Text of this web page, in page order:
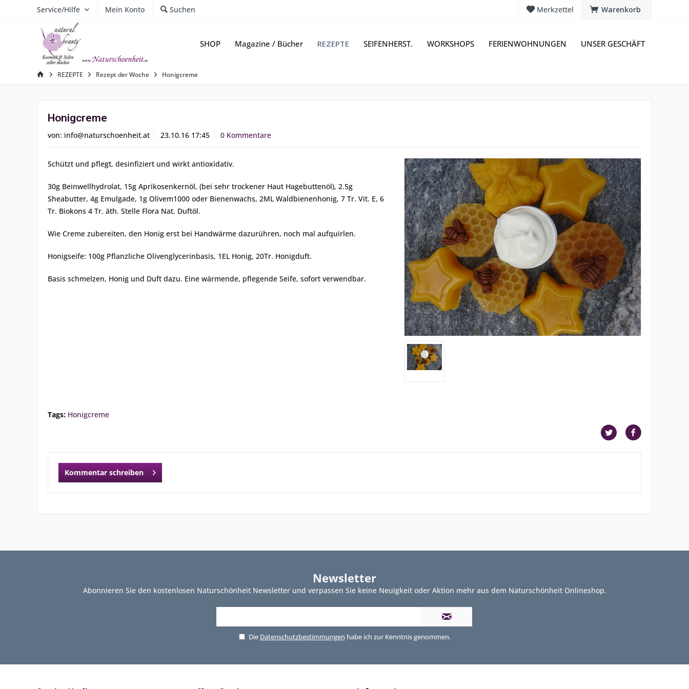
Warenkorb
Merkzettel
Service/Hilfe Mein Konto Suchen
SHOP Magazine / Bücher REZEPTE SEIFENHERST. WORKSHOPS FERIENWOHNUNGEN UNSER GESCHÄFT
REZEPTE Rezept der Woche Honigcreme
Honigcreme
von: info@naturschoenheit.at 23.10.16 17:45 0 Kommentare
Schützt und pflegt, desinfiziert und wirkt antioxidativ.
30g Beinwellhydrolat, 15g Aprikosenkernöl, (bei sehr trockener Haut Hagebuttenöl), 2.5g
Sheabutter, 4g Emulgade, 1g Olivem1000 oder Bienenwachs, 2ML Waldbienenhonig, 7 Tr. Vit. E, 6
Tr. Biokons 4 Tr. äth. Stelle Flora Nat. Duftöl.
Wie Creme zubereiten, den Honig erst bei Handwärme dazurühren, noch mal aufquirlen.
Honigseife: 100g Pflanzliche Olivenglycerinbasis, 1EL Honig, 20Tr. Honigduft.
Basis schmelzen, Honig und Duft dazu. Eine wärmende, pflegende Seife, sofort verwendbar.
Tags: Honigcreme
Kommentar schreiben
Newsletter
Abonnieren Sie den kostenlosen Naturschönheit Newsletter und verpassen Sie keine Neuigkeit oder Aktion mehr aus dem Naturschönheit Onlineshop.
Die Datenschutzbestimmungen habe ich zur Kenntnis genommen.